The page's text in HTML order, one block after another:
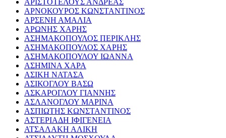
ΑΡΙΣΤΟΤΕΛΟΥΣ ΑΝΔΡΕΑΣ
ΑΡΝΟΚΟΥΡΟΣ ΚΩΝΣΤΑΝΤΙΝΟΣ
ΑΡΣΕΝΗ ΑΜΑΛΙΑ
ΑΡΩΝΗΣ ΧΑΡΗΣ
ΑΣΗΜΑΚΟΠΟΥΛΟΣ ΠΕΡΙΚΛΗΣ
ΑΣΗΜΑΚΟΠΟΥΛΟΣ ΧΑΡΗΣ
ΑΣΗΜΑΚΟΠΟΥΛΟΥ ΙΩΑΝΝΑ
ΑΣΗΜΙΝΑ ΧΑΡΑ
ΑΣΙΚΗ ΝΑΤΑΣΑ
ΑΣΙΚΟΓΛΟΥ ΒΑΣΩ
ΑΣΚΑΡΟΓΛΟΥ ΓΙΑΝΝΗΣ
ΑΣΛΑΝΟΓΛΟΥ ΜΑΡΙΝΑ
ΑΣΠΙΩΤΗΣ ΚΩΝΣΤΑΝΤΙΝΟΣ
ΑΣΤΕΡΙΑΔΗ ΙΦΙΓΕΝΕΙΑ
ΑΤΣΑΛΑΚΗ ΑΛΙΚΗ